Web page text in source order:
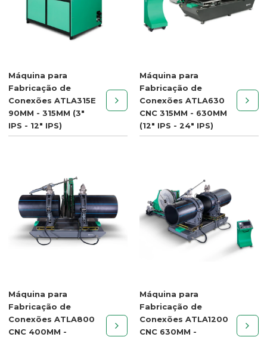
Máquina para
Fabricação de
Conexões ATLA315E
90MM - 315MM (3"
IPS - 12" IPS)
Máquina para
Fabricação de
Conexões ATLA630
CNC 315MM - 630MM
(12" IPS - 24" IPS)
Máquina para
Fabricação de
Conexões ATLA800
CNC 400MM -
Máquina para
Fabricação de
Conexões ATLA1200
CNC 630MM -